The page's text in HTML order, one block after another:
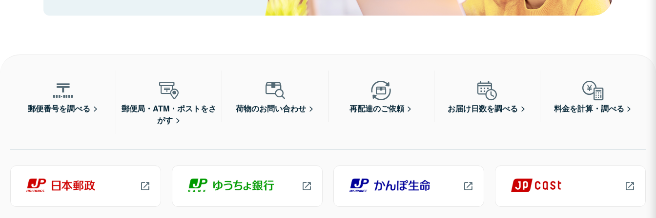
郵便番号を調べる
郵便局・ATM・ポストをさ
がす
荷物のお問い合わせ 再配達のご依頼 お届け日数を調べる 料金を計算・調べる